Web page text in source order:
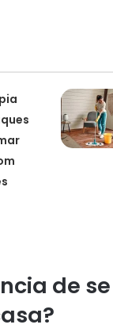
de